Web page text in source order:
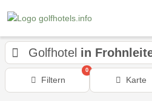
Golfhotel in
Filtern
0
Karte